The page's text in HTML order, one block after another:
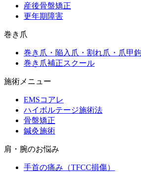
産後骨盤矯正
更年期障害
巻き爪
巻き爪・陥入爪・割れ爪・爪甲
巻き爪補正スクール
施術メニュー
EMSコアレ
ハイボルテージ施術法
骨盤矯正
鍼灸施術
肩・腕のお悩み
手首の痛み（TFCC損傷）